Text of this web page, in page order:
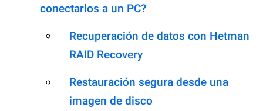
conectarlos a un PC?
Recuperación de datos con Hetman
RAID Recovery
Restauración segura desde una
imagen de disco